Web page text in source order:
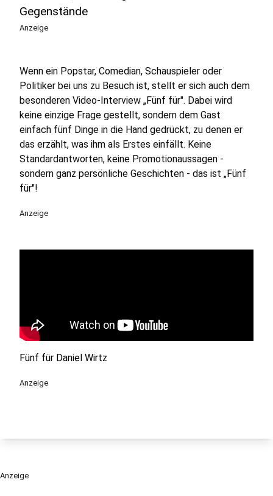
Gegenstände
Anzeige
Wenn ein Popstar, Comedian, Schauspieler oder
Politiker bei uns zu Besuch ist, stellt er sich auch dem
besonderen Video-Interview „Fünf für". Dabei wird
keine einzige Frage gestellt, sondern dem Gast
einfach fünf Dinge in die Hand gedrückt, zu denen er
das erzählt, was ihm als Erstes einfällt. Keine
Standardantworten, keine Promotionaussagen -
sondern ganz persönliche Geschichten - das ist „Fünf
für"!
Anzeige
Fünf für Daniel Wirtz
Anzeige
Anzeige